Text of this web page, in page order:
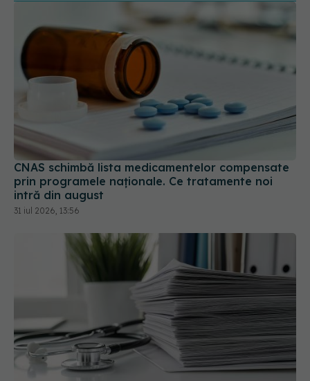
CNAS schimbă lista medicamentelor compensate
prin programele naționale. Ce tratamente noi
intră din august
31 iul 2026, 13:56